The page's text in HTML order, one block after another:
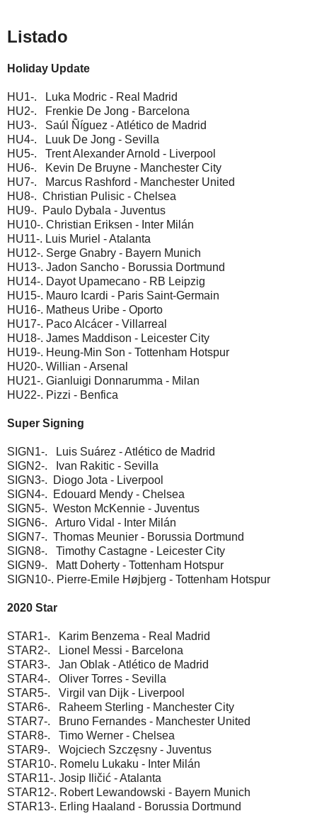
Listado
Holiday Update
HU1-. Luka Modric - Real Madrid
HU2-. Frenkie De Jong - Barcelona
HU3-. Saúl Ñíguez - Atlético de Madrid
HU4-. Luuk De Jong - Sevilla
HU5-. Trent Alexander Arnold - Liverpool
HU6-. Kevin De Bruyne - Manchester City
HU7-. Marcus Rashford - Manchester United
HU8-. Christian Pulisic - Chelsea
HU9-. Paulo Dybala - Juventus
HU10-. Christian Eriksen - Inter Milán
HU11-. Luis Muriel - Atalanta
HU12-. Serge Gnabry - Bayern Munich
HU13-. Jadon Sancho - Borussia Dortmund
HU14-. Dayot Upamecano - RB Leipzig
HU15-. Mauro Icardi - Paris Saint-Germain
HU16-. Matheus Uribe - Oporto
HU17-. Paco Alcácer - Villarreal
HU18-. James Maddison - Leicester City
HU19-. Heung-Min Son - Tottenham Hotspur
HU20-. Willian - Arsenal
HU21-. Gianluigi Donnarumma - Milan
HU22-. Pizzi - Benfica
Super Signing
SIGN1-. Luis Suárez - Atlético de Madrid
SIGN2-. Ivan Rakitic - Sevilla
SIGN3-. Diogo Jota - Liverpool
SIGN4-. Edouard Mendy - Chelsea
SIGN5-. Weston McKennie - Juventus
SIGN6-. Arturo Vidal - Inter Milán
SIGN7-. Thomas Meunier - Borussia Dortmund
SIGN8-. Timothy Castagne - Leicester City
SIGN9-. Matt Doherty - Tottenham Hotspur
SIGN10-. Pierre-Emile Højbjerg - Tottenham Hotspur
2020 Star
STAR1-. Karim Benzema - Real Madrid
STAR2-. Lionel Messi - Barcelona
STAR3-. Jan Oblak - Atlético de Madrid
STAR4-. Oliver Torres - Sevilla
STAR5-. Virgil van Dijk - Liverpool
STAR6-. Raheem Sterling - Manchester City
STAR7-. Bruno Fernandes - Manchester United
STAR8-. Timo Werner - Chelsea
STAR9-. Wojciech Szczęsny - Juventus
STAR10-. Romelu Lukaku - Inter Milán
STAR11-. Josip Iličić - Atalanta
STAR12-. Robert Lewandowski - Bayern Munich
STAR13-. Erling Haaland - Borussia Dortmund